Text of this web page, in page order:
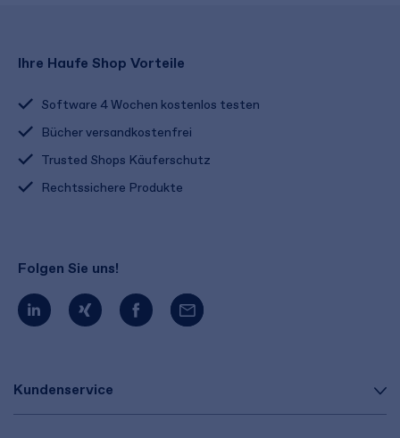
Kundenservice
Ihre Haufe Shop Vorteile
Software 4 Wochen kostenlos testen
Bücher versandkostenfrei
Trusted Shops Käuferschutz
Rechtssichere Produkte
Folgen Sie uns!